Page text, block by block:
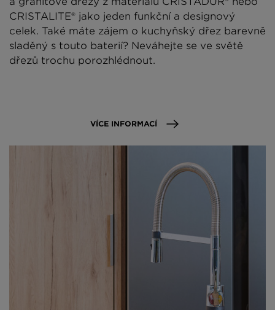
CRISTALITE® jako jeden funkční a designový
celek. Také máte zájem o kuchyňský dřez barevně
sladěný s touto baterií? Neváhejte se ve světě
dřezů trochu porozhlédnout.
VÍCE INFORMACÍ